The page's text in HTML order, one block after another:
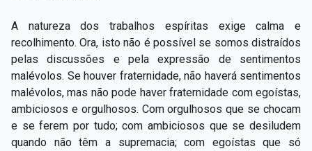
A natureza dos trabalhos espíritas exige calma e
recolhimento. Ora, isto não é possível se somos distraídos
pelas discussões e pela expressão de sentimentos
malévolos. Se houver fraternidade, não haverá sentimentos
malévolos, mas não pode haver fraternidade com egoístas,
ambiciosos e orgulhosos. Com orgulhosos que se chocam
e se ferem por tudo; com ambiciosos que se desiludem
quando não têm a supremacia; com egoístas que só